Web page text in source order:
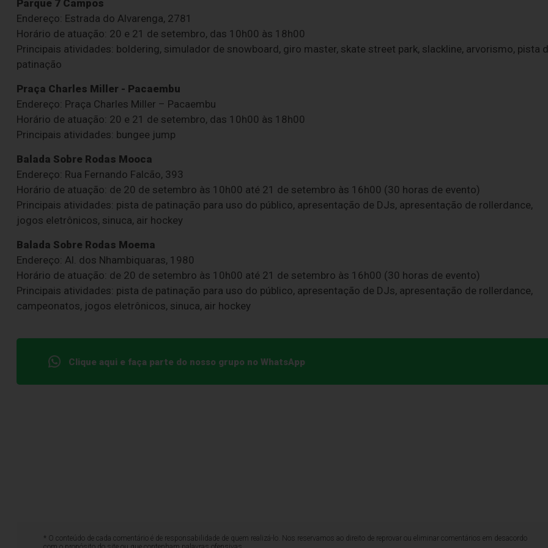
Parque 7 Campos
Endereço: Estrada do Alvarenga, 2781
Horário de atuação: 20 e 21 de setembro, das 10h00 às 18h00
Principais atividades: boldering, simulador de snowboard, giro master, skate street park, slackline, arvorismo, pista
patinação
Praça Charles Miller - Pacaembu
Endereço: Praça Charles Miller – Pacaembu
Horário de atuação: 20 e 21 de setembro, das 10h00 às 18h00
Principais atividades: bungee jump
Balada Sobre Rodas Mooca
Endereço: Rua Fernando Falcão, 393
Horário de atuação: de 20 de setembro às 10h00 até 21 de setembro às 16h00 (30 horas de evento)
Principais atividades: pista de patinação para uso do público, apresentação de DJs, apresentação de rollerdance,
jogos eletrônicos, sinuca, air hockey
Balada Sobre Rodas Moema
Endereço: Al. dos Nhambiquaras, 1980
Horário de atuação: de 20 de setembro às 10h00 até 21 de setembro às 16h00 (30 horas de evento)
Principais atividades: pista de patinação para uso do público, apresentação de DJs, apresentação de rollerdance,
campeonatos, jogos eletrônicos, sinuca, air hockey
Clique aqui e faça parte do nosso grupo no WhatsApp
* O conteúdo de cada comentário é de responsabilidade de quem realizá-lo. Nos reservamos ao direito de reprovar ou eliminar comentários em desacordo